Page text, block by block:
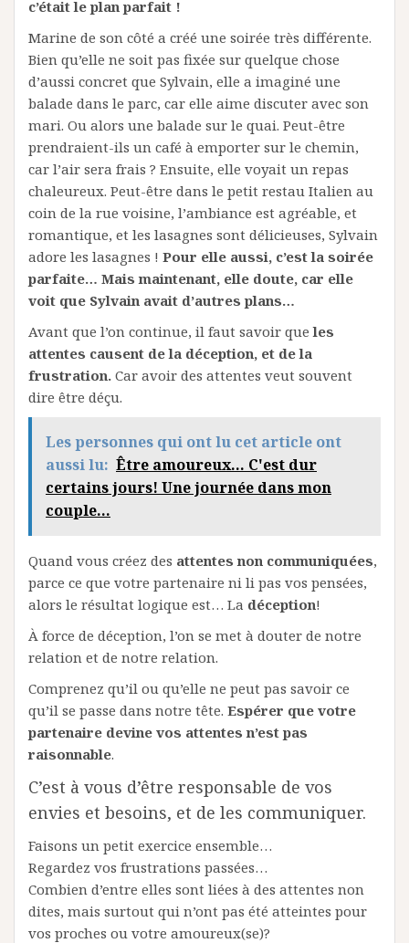
c’était le plan parfait !
Marine de son côté a créé une soirée très différente.
Bien qu’elle ne soit pas fixée sur quelque chose
d’aussi concret que Sylvain, elle a imaginé une
balade dans le parc, car elle aime discuter avec son
mari. Ou alors une balade sur le quai. Peut-être
prendraient-ils un café à emporter sur le chemin,
car l’air sera frais ? Ensuite, elle voyait un repas
chaleureux. Peut-être dans le petit restau Italien au
coin de la rue voisine, l’ambiance est agréable, et
romantique, et les lasagnes sont délicieuses, Sylvain
adore les lasagnes ! Pour elle aussi, c’est la soirée
parfaite… Mais maintenant, elle doute, car elle
voit que Sylvain avait d’autres plans…
Avant que l’on continue, il faut savoir que les
attentes causent de la déception, et de la
frustration. Car avoir des attentes veut souvent
dire être déçu.
Les personnes qui ont lu cet article ont
aussi lu: Être amoureux... C'est dur
certains jours! Une journée dans mon
couple...
Quand vous créez des attentes non communiquées,
parce ce que votre partenaire ni li pas vos pensées,
alors le résultat logique est… La déception!
À force de déception, l’on se met à douter de notre
relation et de notre relation.
Comprenez qu’il ou qu’elle ne peut pas savoir ce
qu’il se passe dans notre tête. Espérer que votre
partenaire devine vos attentes n’est pas
raisonnable.
C’est à vous d’être responsable de vos
envies et besoins, et de les communiquer.
Faisons un petit exercice ensemble…
Regardez vos frustrations passées…
Combien d’entre elles sont liées à des attentes non
dites, mais surtout qui n’ont pas été atteintes pour
vos proches ou votre amoureux(se)?